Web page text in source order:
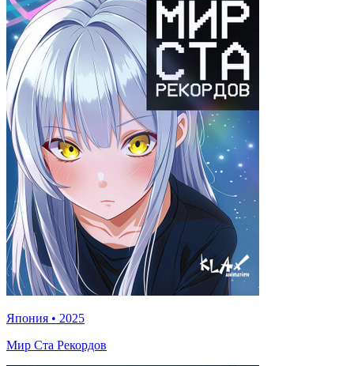
Япония • 2025
Мир Ста Рекордов